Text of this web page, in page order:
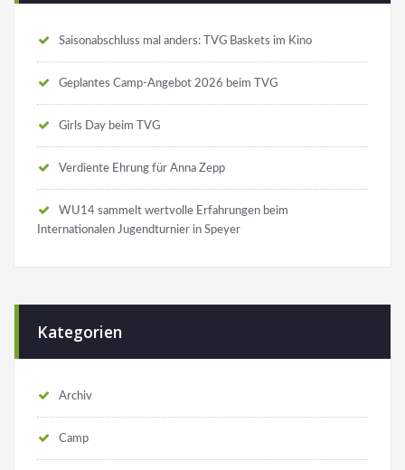
Saisonabschluss mal anders: TVG Baskets im Kino
Geplantes Camp-Angebot 2026 beim TVG
Girls Day beim TVG
Verdiente Ehrung für Anna Zepp
WU14 sammelt wertvolle Erfahrungen beim
Internationalen Jugendturnier in Speyer
Kategorien
Archiv
Camp